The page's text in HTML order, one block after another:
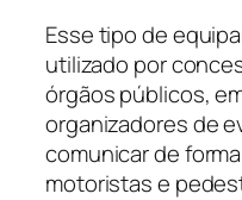
Esse tipo de
utilizado por
órgãos públicos,
organizadores de
comunicar de
motoristas e